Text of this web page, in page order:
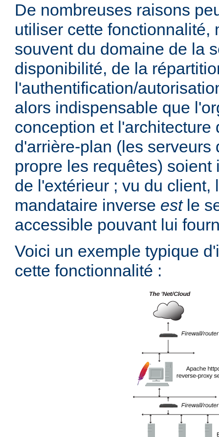
De nombreuses raisons
utiliser cette fonctionnalité,
souvent du domaine de la
disponibilité, de la
l'authentification/
alors indispensable que
conception et l'architecture
d'arrière-plan (les serveurs
propre les requêtes)
de l'extérieur ; vu du client,
mandataire inverse estle
accessible pouvant lui
Voici un exemple typique
cette fonctionnalité :